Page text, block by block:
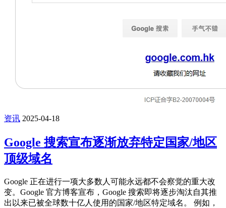
资讯 2025-04-18
Google 搜索宣布逐渐放弃特定国家/地区
顶级域名
Google 正在进行一项大多数人可能永远都不会察觉的重大改
变。Google 官方博客宣布，Google 搜索即将逐步淘汰自其推
出以来已被全球数十亿人使用的国家/地区特定域名。 例如，